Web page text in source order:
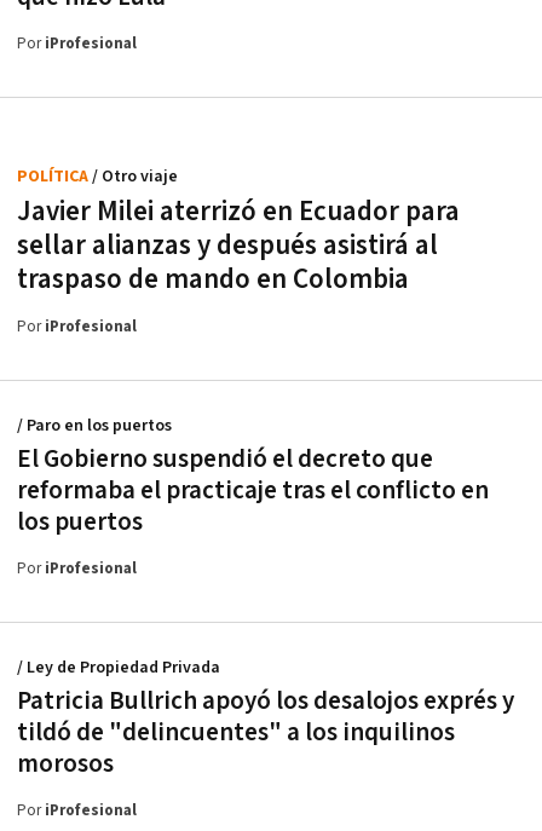
PoriProfesional
Javier Milei aterrizó en Ecuador para
sellar alianzas y después asistirá al
traspaso de mando en Colombia
POLÍTICA/ Otro viaje
PoriProfesional
El Gobierno suspendió el decreto que
reformaba el practicaje tras el conflicto en
los puertos
/ Paro en los puertos
PoriProfesional
Patricia Bullrich apoyó los desalojos exprés y
tildó de "delincuentes" a los inquilinos
morosos
/ Ley de Propiedad Privada
PoriProfesional